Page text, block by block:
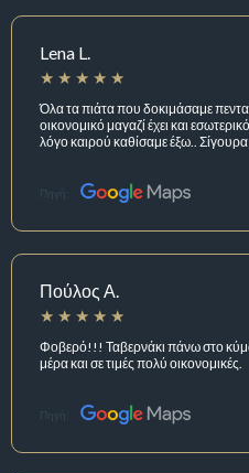
Lena L.
Όλα τα πιάτα που δοκιμάσαμε
οικονομικό μαγαζί έχει και
λόγο καιρού καθίσαμε έξω..
Πηγή:
Πούλος Α.
Φοβερό!!! Ταβερνάκι πάνω στο
μέρα και σε τιμές πολύ οικονομικές.
Πηγή: